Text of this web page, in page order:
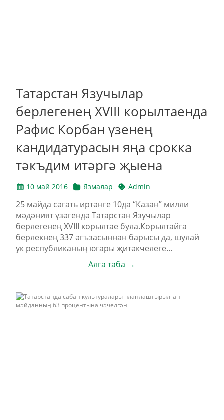
Татарстан Язучылар
берлегенең XVIII корылтаенда
Рафис Корбан үзенең
кандидатурасын яңа срокка
тәкъдим итәргә җыена
10 май 2016 Язмалар Admin
25 майда cәгать иртәнге 10да “Казан” милли
мәдәният үзәгендә Татарстан Язучылар
берлегенең XVIII корылтае була.Корылтайга
берлекнең 337 әгъзасыннан барысы да, шулай
ук республиканың югары җитәкчелеге...
Алга таба →